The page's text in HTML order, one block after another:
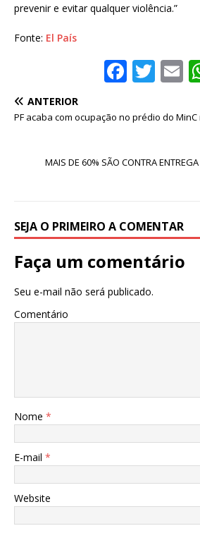
prevenir e evitar qualquer violência.”
Fonte: El País
F
a
c
b
k
T
w
it
r
E
ANTERIOR
PF acaba com ocupação no prédio do MinC
MAIS DE 60% SÃO CONTRA
SEJA O PRIMEIRO A COMENTAR
Faça um comentário
Seu e-mail não será publicado.
Comentário
Nome *
E-mail *
Website